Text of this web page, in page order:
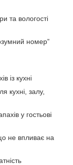
та вологості
номер”
із кухні
кухні, залу,
у гостьові
не впливає на